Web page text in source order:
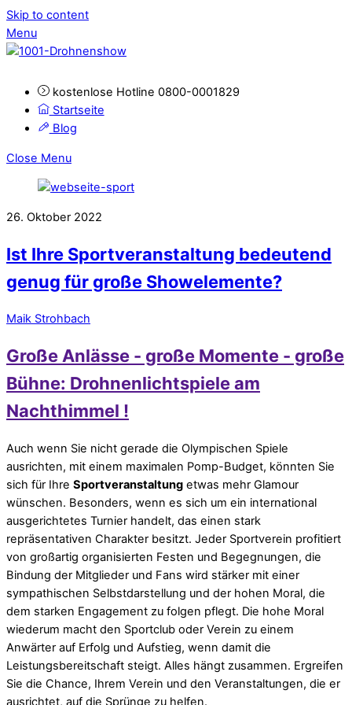
Skip to content
Menu
kostenlose Hotline 0800-0001829
Startseite
Blog
Close Menu
26. Oktober 2022
Ist Ihre Sportveranstaltung bedeutend
genug für große Showelemente?
Maik Strohbach
Große Anlässe - große Momente - große
Bühne: Drohnenlichtspiele am
Nachthimmel !
Auch wenn Sie nicht gerade die Olympischen Spiele
ausrichten, mit einem maximalen Pomp-Budget, könnten Sie
sich für Ihre Sportveranstaltung etwas mehr Glamour
wünschen. Besonders, wenn es sich um ein international
ausgerichtetes Turnier handelt, das einen stark
repräsentativen Charakter besitzt. Jeder Sportverein profitiert
von großartig organisierten Festen und Begegnungen, die
Bindung der Mitglieder und Fans wird stärker mit einer
sympathischen Selbstdarstellung und der hohen Moral, die
dem starken Engagement zu folgen pflegt. Die hohe Moral
wiederum macht den Sportclub oder Verein zu einem
Anwärter auf Erfolg und Aufstieg, wenn damit die
Leistungsbereitschaft steigt. Alles hängt zusammen. Ergreifen
Sie die Chance, Ihrem Verein und den Veranstaltungen, die er
ausrichtet, auf die Sprünge zu helfen.